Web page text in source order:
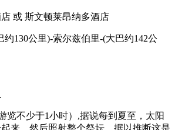
或 斯文顿莱昂纳多酒店
约130公里)-索尔兹伯里-(大巴约142公
览不少于1小时）,据说每到夏至，太阳
来，然后照射整个祭坛，据以推断这是